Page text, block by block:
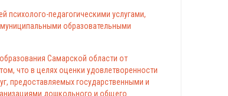
психолого-педагогическими услугами,
образовательными
Самарской области от
что в целях оценки удовлетворенности
предоставляемых государственными и
дошкольного и общего